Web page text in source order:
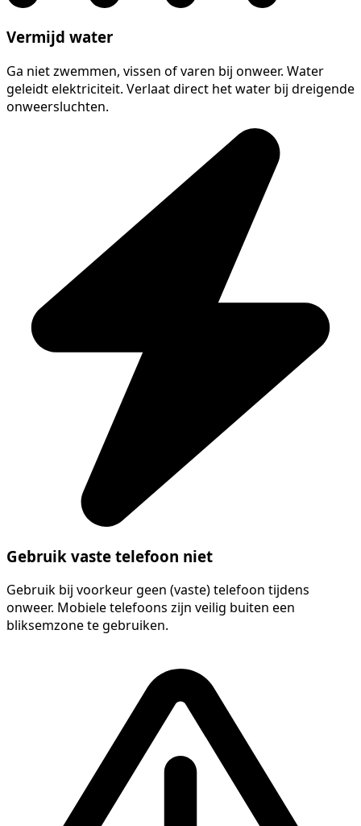
Vermijd water
Ga niet zwemmen, vissen of varen bij onweer. Water
geleidt elektriciteit. Verlaat direct het water bij dreigende
onweersluchten.
Gebruik vaste telefoon niet
Gebruik bij voorkeur geen (vaste) telefoon tijdens
onweer. Mobiele telefoons zijn veilig buiten een
bliksemzone te gebruiken.